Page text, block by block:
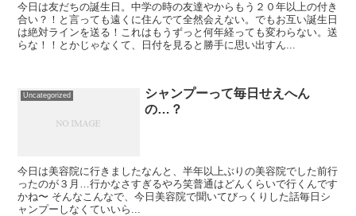
今日は友だちの誕生日。中学の時の友達やからもう２０年以上の付き
合い？！と言っても遠くに住んでて全然会えない。でもお互い誕生日
は絶対ラインを送る！これはもうずっと何年経っても変わらない。送
らな！！とかじゃなくて、日付を見ると勝手に思い出すん...
Uncategorized
シャンプーって毎日せえへん
の…？
今日は美容院に行きましたなんと、半年以上ぶりの美容院でした前行
ったのが３月…行かなさすぎるやろ笑普通はどんくらいで行くんです
かね〜 そんなこんなで、今日美容院で聞いてびっくりした話毎日シ
ャンプーしなくていいら...